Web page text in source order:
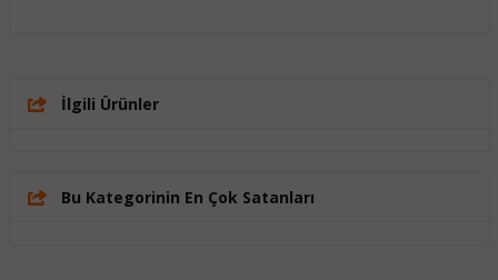
İlgili Ürünler
Bu Kategorinin En Çok Satanları